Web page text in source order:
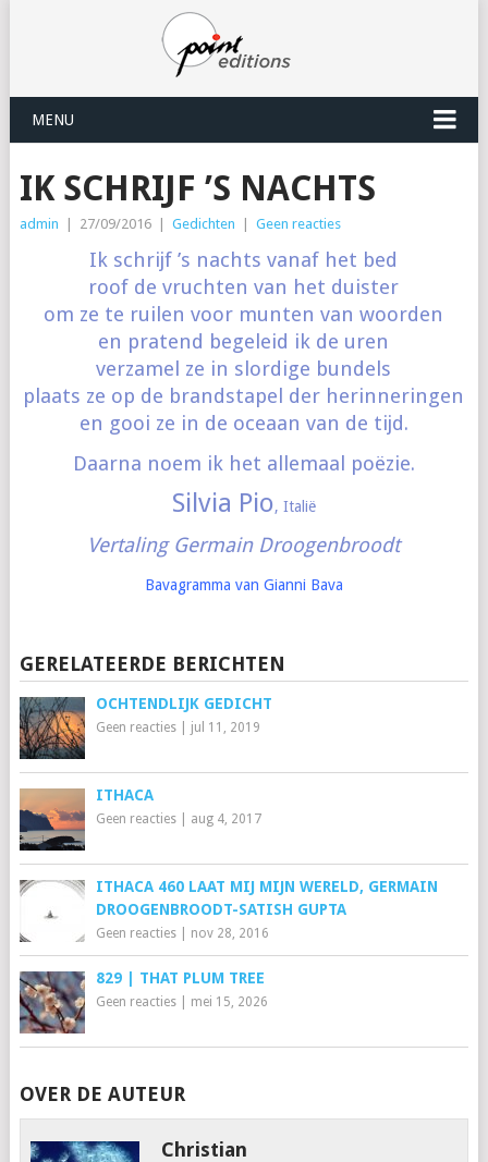
MENU
IK SCHRIJF ’S NACHTS
admin 27/09/2016 Gedichten Geen reacties
Ik schrijf ’s nachts vanaf het bed
roof de vruchten van het duister
om ze te ruilen voor munten van woorden
en pratend begeleid ik de uren
verzamel ze in slordige bundels
plaats ze op de brandstapel der herinneringen
en gooi ze in de oceaan van de tijd.
Daarna noem ik het allemaal poëzie.
Silvia Pio, Italië
Vertaling Germain Droogenbroodt
Bavagramma van Gianni Bava
GERELATEERDE BERICHTEN
OCHTENDLIJK GEDICHT
Geen reacties| jul 11, 2019
ITHACA
Geen reacties| aug 4, 2017
ITHACA 460 LAAT MIJ MIJN WERELD, GERMAIN
DROOGENBROODT-SATISH GUPTA
Geen reacties| nov 28, 2016
829 | THAT PLUM TREE
Geen reacties| mei 15, 2026
OVER DE AUTEUR
Christian